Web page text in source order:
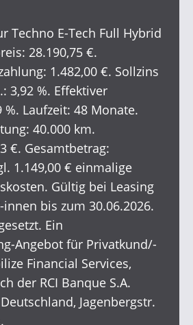
Techno E-Tech Full Hybrid
28.190,75 €.
1.482,00 €. Sollzins
3,92 %. Effektiver
%. Laufzeit: 48 Monate.
40.000 km.
€. Gesamtbetrag:
1.149,00 € einmalige
Gültig bei Leasing
bis zum 30.06.2026.
Ein
Angebot für Privatkund/-
Financial Services,
der RCI Banque S.A.
Jagenbergstr.